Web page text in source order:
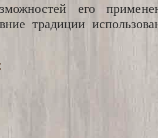
его
традиции